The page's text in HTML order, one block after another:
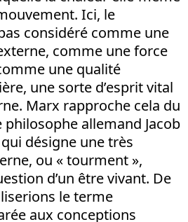
Ici, le
considéré comme une
comme une force
une qualité
une sorte d’esprit vital
Marx rapproche cela du
allemand Jacob
désigne une très
ou « tourment »,
d’un être vivant. De
le terme
aux conceptions